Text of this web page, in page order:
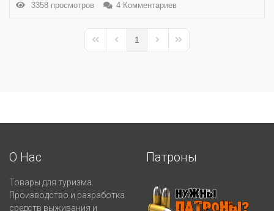
3358 просмотров 4 Комментариев
First PagePrevious Page
1
Next PageLast Page
О Нас
Товары для туризма.
Производство и разработка
средств выживания и
Патроны